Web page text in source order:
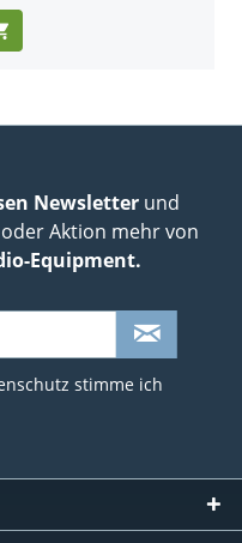
Newsletter und
Aktion mehr von
Equipment.
stimme ich